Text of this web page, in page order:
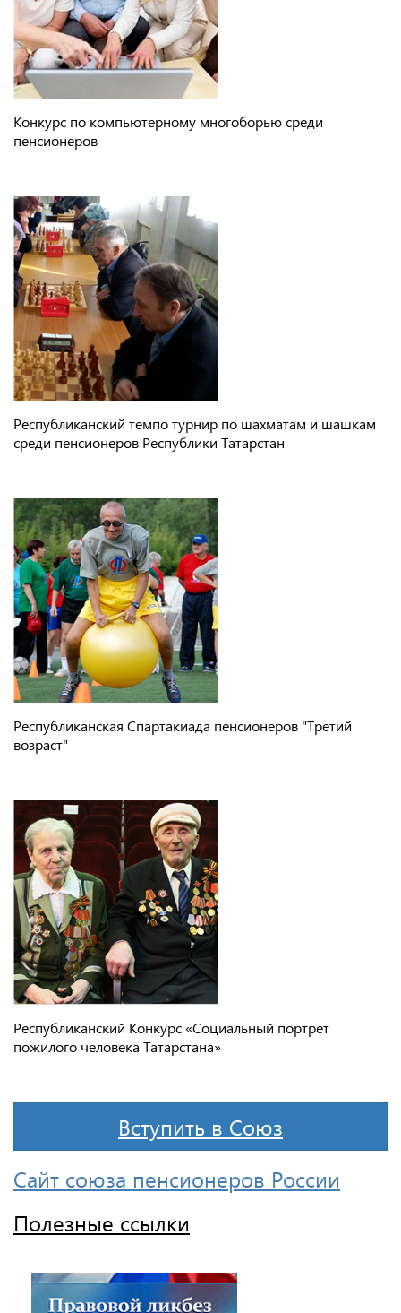
Конкурс по компьютерному многоборью среди
пенсионеров
Республиканский темпо турнир по шахматам и шашкам
среди пенсионеров Республики Татарстан
Республиканская Спартакиада пенсионеров "Третий
возраст"
Республиканский Конкурс «Социальный портрет
пожилого человека Татарстана»
Вступить в Союз
Сайт союза пенсионеров России
Полезные ссылки